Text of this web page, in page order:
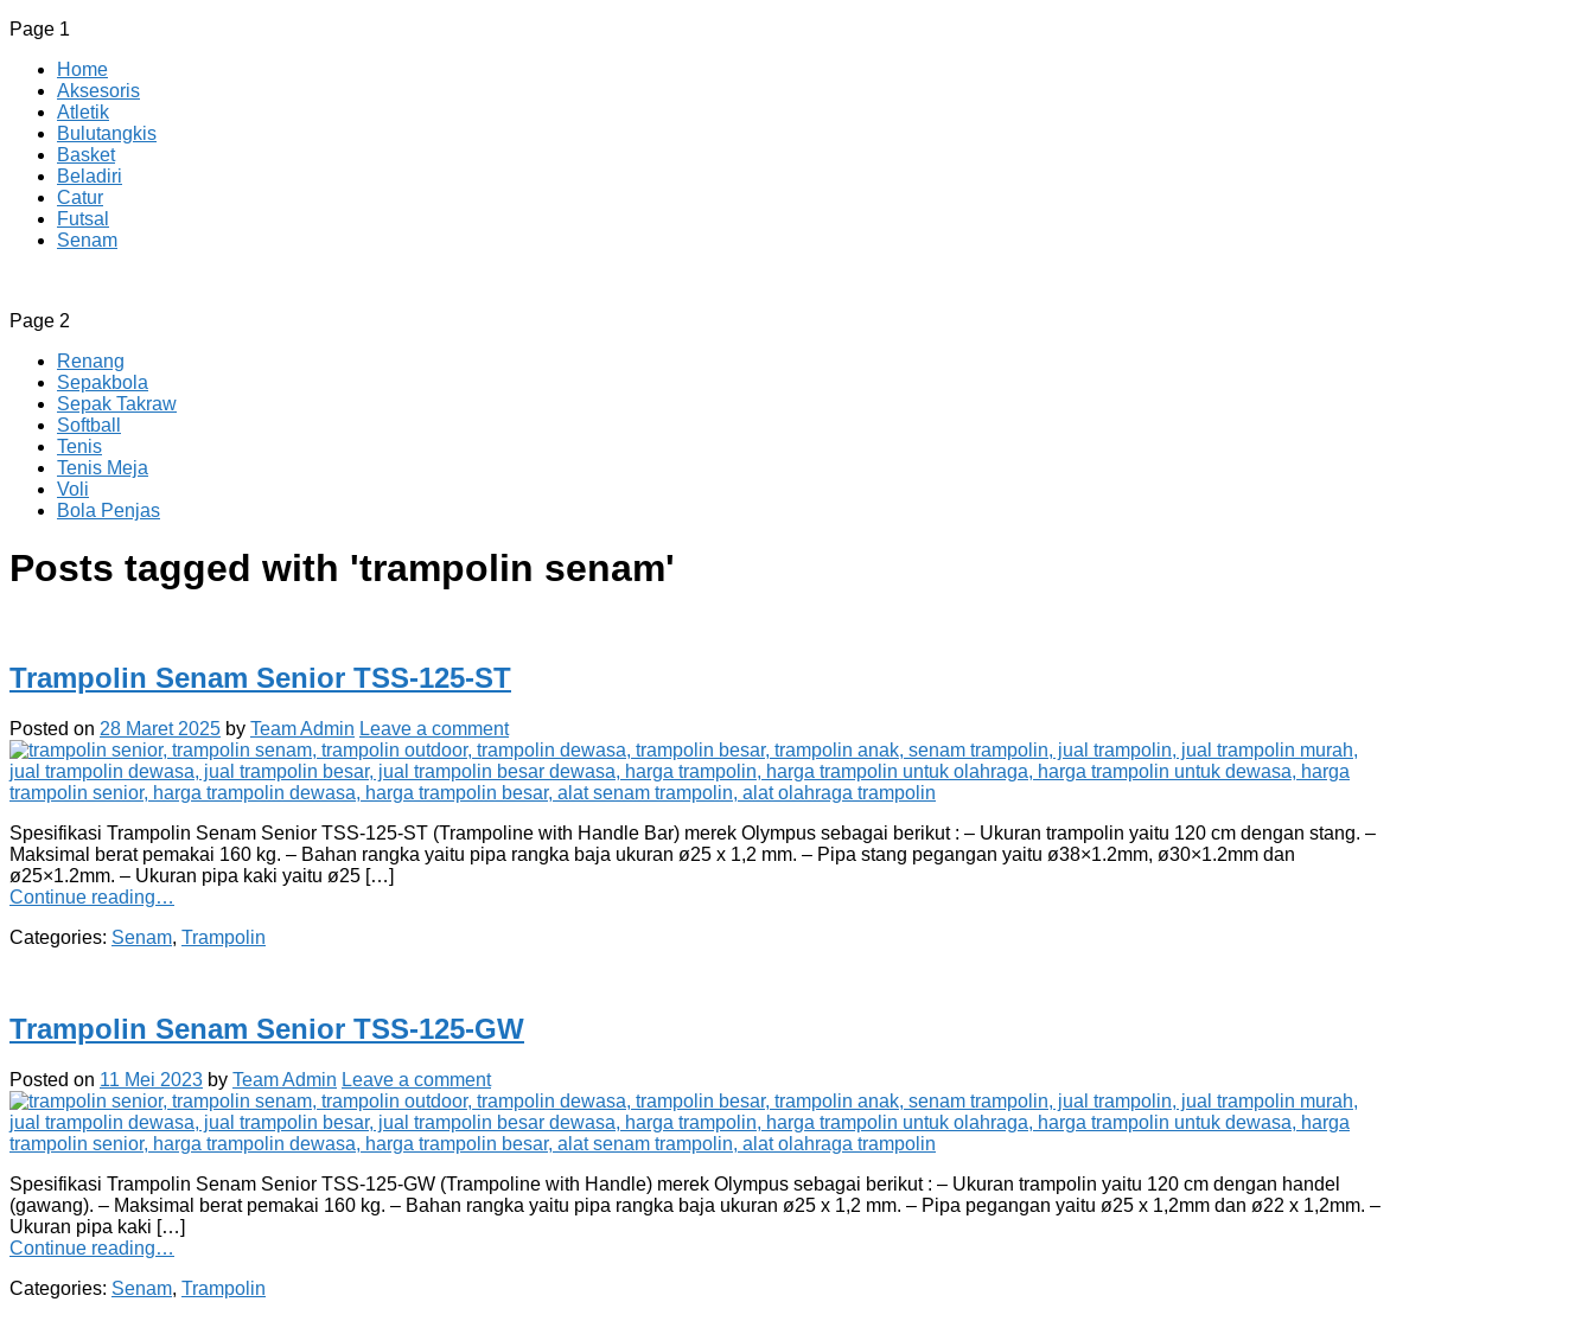
Page 1
Home
Aksesoris
Atletik
Bulutangkis
Basket
Beladiri
Catur
Futsal
Senam
CV JAYA BERSAMA Co Id
Menyediakan Semua Perlengkapan Olahraga Yang Lengkap, Berkualitas Dengan Harga Yang Murah
Page 2
Renang
Sepakbola
Sepak Takraw
Softball
Tenis
Tenis Meja
Voli
Bola Penjas
Posts tagged with 'trampolin senam'
Trampolin Senam Senior TSS-125-ST
Posted on 28 Maret 2025 by Team Admin Leave a comment
Spesifikasi Trampolin Senam Senior TSS-125-ST (Trampoline with Handle Bar) merek Olympus sebagai berikut : – Ukuran trampolin yaitu 120 cm dengan stang. –
Maksimal berat pemakai 160 kg. – Bahan rangka yaitu pipa rangka baja ukuran ø25 x 1,2 mm. – Pipa stang pegangan yaitu ø38×1.2mm, ø30×1.2mm dan
ø25×1.2mm. – Ukuran pipa kaki yaitu ø25 […]
Continue reading…
Categories: Senam, Trampolin
Trampolin Senam Senior TSS-125-GW
Posted on 11 Mei 2023 by Team Admin Leave a comment
Spesifikasi Trampolin Senam Senior TSS-125-GW (Trampoline with Handle) merek Olympus sebagai berikut : – Ukuran trampolin yaitu 120 cm dengan handel
(gawang). – Maksimal berat pemakai 160 kg. – Bahan rangka yaitu pipa rangka baja ukuran ø25 x 1,2 mm. – Pipa pegangan yaitu ø25 x 1,2mm dan ø22 x 1,2mm. –
Ukuran pipa kaki […]
Continue reading…
Categories: Senam, Trampolin